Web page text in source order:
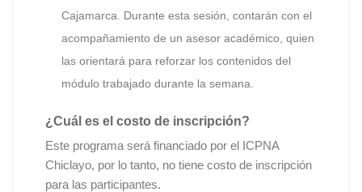
Cajamarca. Durante esta sesión, contarán con el
acompañamiento de un asesor académico, quien
las orientará para reforzar los contenidos del
módulo trabajado durante la semana.
¿Cuál es el costo de inscripción?
Este programa será financiado por el ICPNA
Chiclayo, por lo tanto, no tiene costo de inscripción
para las participantes.